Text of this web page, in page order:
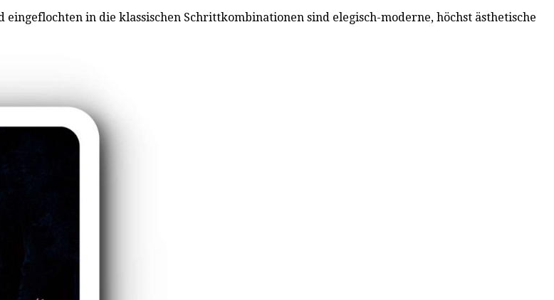
in die klassischen Schrittkombinationen sind elegisch-moderne, höchst ästhetische